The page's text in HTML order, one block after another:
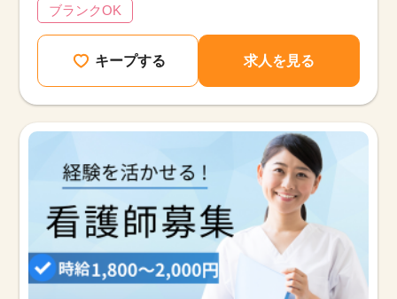
ブランクOK
キープする 求人を見る